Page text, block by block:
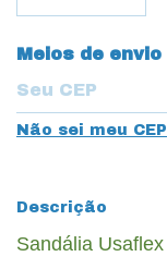
Entregas para o
Meios de envio
Não sei meu CEP
Descrição
Sandália